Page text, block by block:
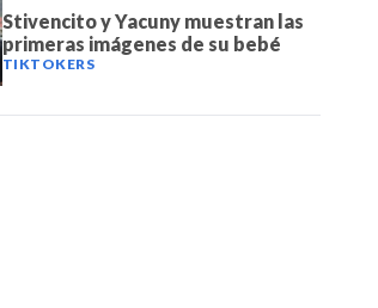
Stivencito y Yacuny muestran las
primeras imágenes de su bebé
TIKTOKERS